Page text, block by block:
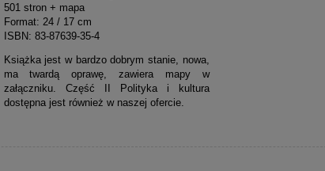
501 stron + mapa
Format: 24 / 17 cm
ISBN: 83-87639-35-4
Książka jest w bardzo dobrym stanie, nowa,
ma twardą oprawę, zawiera mapy w
załączniku. Część II Polityka i kultura
dostępna jest również w naszej ofercie.